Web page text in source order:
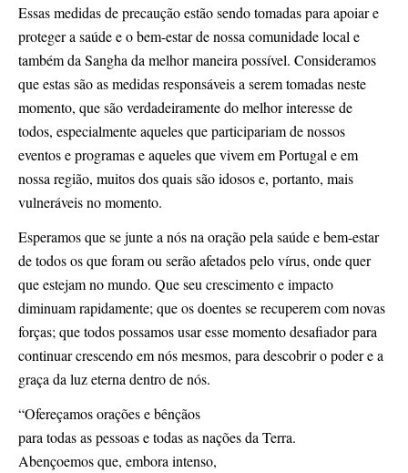
Essas medidas de precaução estão sendo tomadas para apoiar e
proteger a saúde e o bem-estar de nossa comunidade local e
também da Sangha da melhor maneira possível. Consideramos
que estas são as medidas responsáveis ​​a serem tomadas neste
momento, que são verdadeiramente do melhor interesse de
todos, especialmente aqueles que participariam de nossos
eventos e programas e aqueles que vivem em Portugal e em
nossa região, muitos dos quais são idosos e, portanto, mais
vulneráveis ​​no momento.
Esperamos que se junte a nós na oração pela saúde e bem-estar
de todos os que foram ou serão afetados pelo vírus, onde quer
que estejam no mundo. Que seu crescimento e impacto
diminuam rapidamente; que os doentes se recuperem com novas
forças; que todos possamos usar esse momento desafiador para
continuar crescendo em nós mesmos, para descobrir o poder e a
graça da luz eterna dentro de nós.
“Ofereçamos orações e bênçãos
para todas as pessoas e todas as nações da Terra.
Abençoemos que, embora intenso,